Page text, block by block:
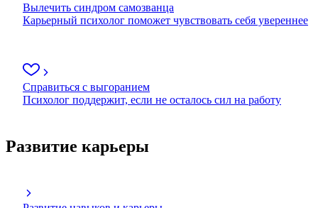
Вылечить синдром самозванца
Карьерный психолог поможет чувствовать себя увереннее
Справиться с выгоранием
Психолог поддержит, если не осталось сил на работу
Развитие карьеры